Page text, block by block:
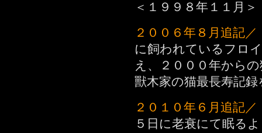
＜１９９８年１１月＞
２００６年８月追記／
に飼われているフロ
え、２０００年から
獸木家の猫最長寿記録
２０１０年６月追記／
５日に老衰にて眠る